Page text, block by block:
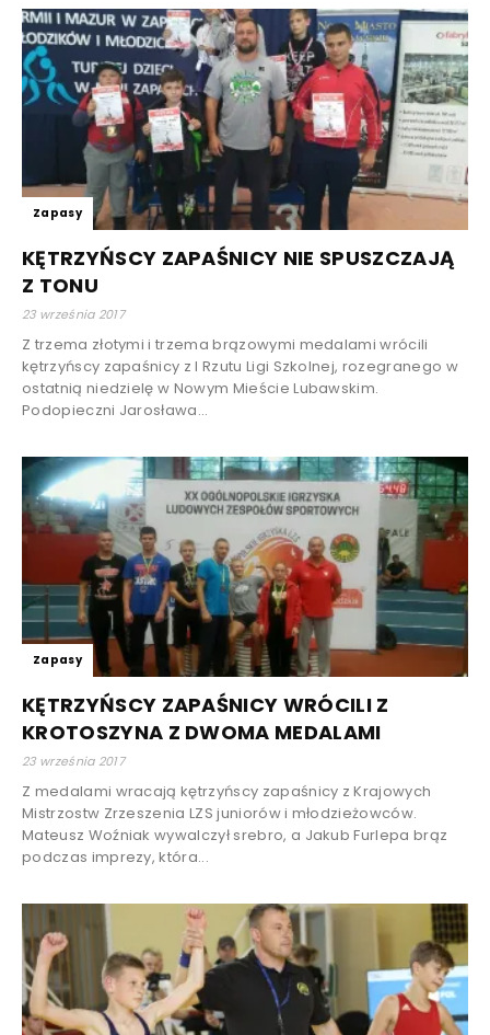
Zapasy
KĘTRZYŃSCY ZAPAŚNICY NIE SPUSZCZAJĄ
Z TONU
23 września 2017
Z trzema złotymi i trzema brązowymi medalami wrócili
kętrzyńscy zapaśnicy z I Rzutu Ligi Szkolnej, rozegranego w
ostatnią niedzielę w Nowym Mieście Lubawskim.
Podopieczni Jarosława...
Zapasy
KĘTRZYŃSCY ZAPAŚNICY WRÓCILI Z
KROTOSZYNA Z DWOMA MEDALAMI
23 września 2017
Z medalami wracają kętrzyńscy zapaśnicy z Krajowych
Mistrzostw Zrzeszenia LZS juniorów i młodzieżowców.
Mateusz Woźniak wywalczył srebro, a Jakub Furlepa brąz
podczas imprezy, która...